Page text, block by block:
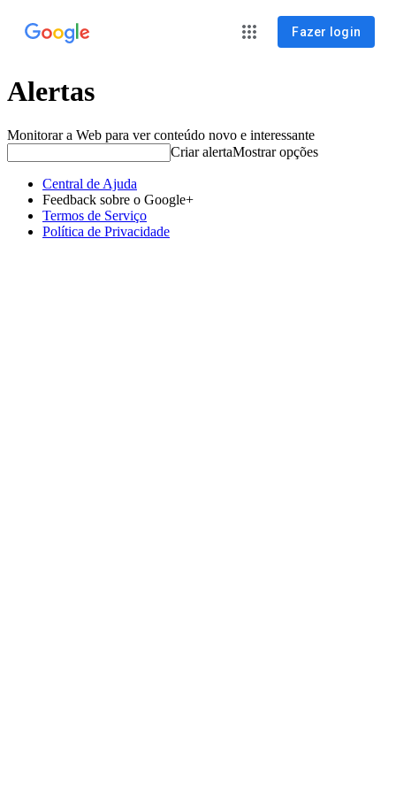
Fazer login
Alertas
Monitorar a Web para ver conteúdo novo e interessante
Criar alertaMostrar opções
Central de Ajuda
Feedback sobre o Google+
Termos de Serviço
Política de Privacidade